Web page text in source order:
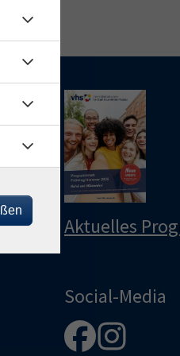
Aktuelles
Social-Media